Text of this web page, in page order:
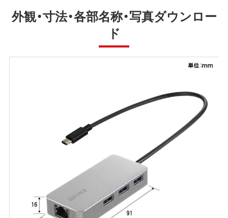
外観・寸法・各部名称・写真ダウンロー
ド